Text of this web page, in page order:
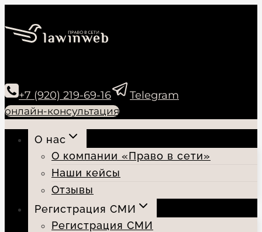
к
содержимому
+7 (920) 219-69-16 Telegram
онлайн-консультация
О нас
О компании «Право в сети»
Наши кейсы
Отзывы
Регистрация СМИ
Регистрация СМИ